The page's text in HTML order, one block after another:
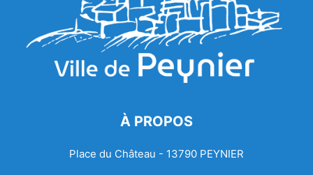
À PROPOS
Place du Château - 13790 PEYNIER